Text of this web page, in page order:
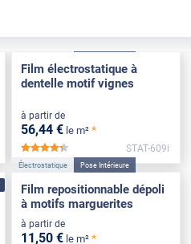
Film électrostatique à
dentelle motif vignes
à partir de
56,44 € le m² *
*****
STAT-609i
Électrostatique Pose Intérieure
Film repositionnable dépoli
à motifs marguerites
à partir de
11,50 € le m² *